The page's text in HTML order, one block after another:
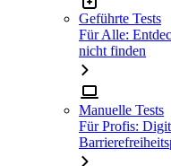
Geführte Tests
Für Alle:
nicht finden
Manuelle Tests
Für Profis: